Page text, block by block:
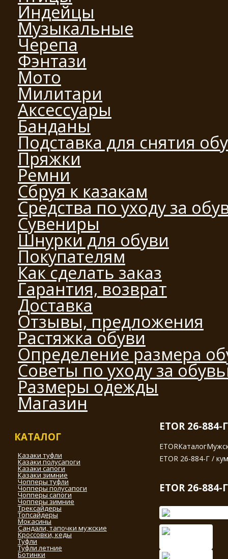
Индейцы
Музыкальные
Черепа
Фэнтази
Мото
Милитари
Аксессуары
Банданы
Подставка для снятия
Пряжки
Ремни
Сбруя к казакам
Средства по уходу за
Сувениры
Шнурки для обуви
Покупателям
Как сделать заказ
Гарантия, возврат
Доставка
Отзывы, предложения
Растяжка обуви
Определение размера
Советы по уходу за
Размеры одежды
Магазин
КАТАЛОГ
Казаки туфли
Казаки полусапоги
Казаки сапоги
Казаки зимние
Чопперы туфли
Чопперы полусапоги
Чопперы сапоги
Чопперы зимние
Трексайдеры
Топсайдеры
Мокасины
Сандали, тапочки мужские
Кроссовки, кеды
Туфли
Туфли летние
Ботинки
ETOR 26-
ETORКаталог
ETOR 26-884-Г /
ETOR 26-